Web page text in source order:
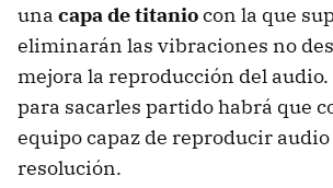
una capa de titaniocon la que
eliminarán las vibraciones no
mejora la reproducción del audio.
para sacarles partido habrá que
equipo capaz de reproducir audio
resolución.